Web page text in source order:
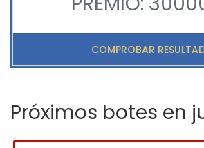
COMPROBAR
Próximos botes en